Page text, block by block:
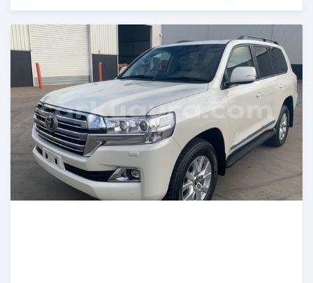
Publié il y a 20 jours